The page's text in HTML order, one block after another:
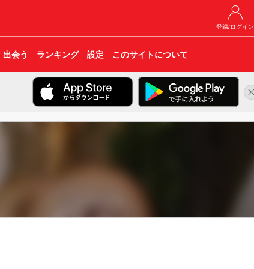
登録/ログイン
出会う ランキング 設定 このサイトについて